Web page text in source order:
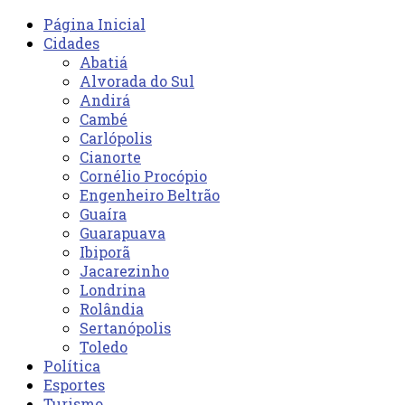
Página Inicial
Cidades
Abatiá
Alvorada do Sul
Andirá
Cambé
Carlópolis
Cianorte
Cornélio Procópio
Engenheiro Beltrão
Guaíra
Guarapuava
Ibiporã
Jacarezinho
Londrina
Rolândia
Sertanópolis
Toledo
Política
Esportes